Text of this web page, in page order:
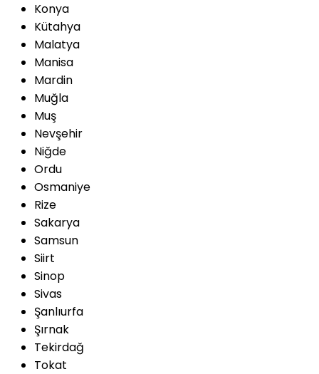
Konya
Kütahya
Malatya
Manisa
Mardin
Muğla
Muş
Nevşehir
Niğde
Ordu
Osmaniye
Rize
Sakarya
Samsun
Siirt
Sinop
Sivas
Şanlıurfa
Şırnak
Tekirdağ
Tokat